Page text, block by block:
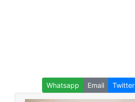
Whatsapp Email Twitter